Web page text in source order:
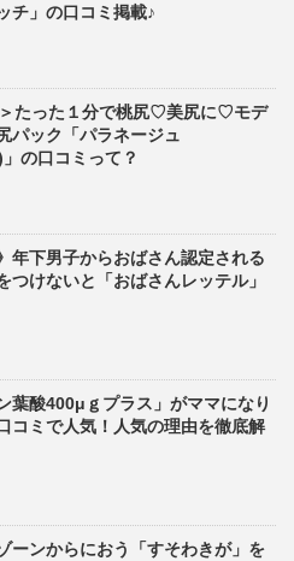
チ」の口コミ掲載♪
たった１分で桃尻♡美尻に♡モデ
パック「パラネージュ
の口コミって？
年下男子からおばさん認定される
つけないと「おばさんレッテル」
葉酸400μｇプラス」がママになり
コミで人気！人気の理由を徹底解
ーンからにおう「すそわきが」を